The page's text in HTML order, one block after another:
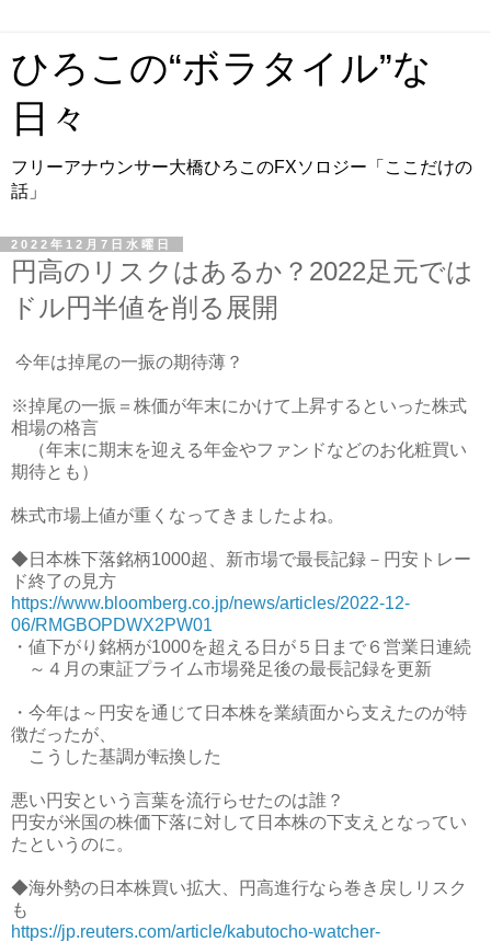
ひろこの“ボラタイル”な
日々
フリーアナウンサー大橋ひろこのFXソロジー「ここだけの
話」
2022年12月7日水曜日
円高のリスクはあるか？2022足元では
ドル円半値を削る展開
今年は掉尾の一振の期待薄？
※掉尾の一振＝株価が年末にかけて上昇するといった株式
相場の格言
（年末に期末を迎える年金やファンドなどのお化粧買い
期待とも）
株式市場上値が重くなってきましたよね。
◆日本株下落銘柄1000超、新市場で最長記録－円安トレー
ド終了の見方
https://www.bloomberg.co.jp/news/articles/2022-12-
06/RMGBOPDWX2PW01
・値下がり銘柄が1000を超える日が５日まで６営業日連続
～４月の東証プライム市場発足後の最長記録を更新
・今年は～円安を通じて日本株を業績面から支えたのが特
徴だったが、
こうした基調が転換した
悪い円安という言葉を流行らせたのは誰？
円安が米国の株価下落に対して日本株の下支えとなってい
たというのに。
◆海外勢の日本株買い拡大、円高進行なら巻き戻しリスク
も
https://jp.reuters.com/article/kabutocho-watcher-